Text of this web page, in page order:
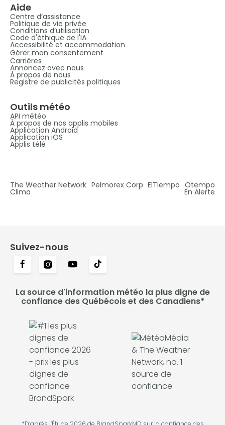
Aide
Centre d’assistance
Politique de vie privée
Conditions d’utilisation
Code d'éthique de l'IA
Accessibilité et accommodation
Gérer mon consentement
Carrières
Annoncez avec nous
À propos de nous
Registre de publicités politiques
Outils météo
API météo
À propos de nos applis mobiles
Application Android
Application iOS
Applis télé
The Weather Network Pelmorex Corp ElTiempo Otempo
Clima En Alerte
Suivez-nous
La source d'information météo la plus digne de
confiance des Québécois et des Canadiens*